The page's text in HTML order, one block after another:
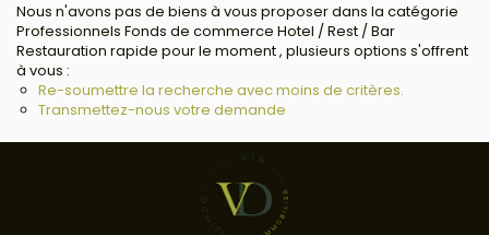
Nous n'avons pas de biens à vous proposer dans la catégorie
Professionnels Fonds de commerce Hotel / Rest / Bar
Restauration rapide pour le moment , plusieurs options s'offrent
à vous :
Re-soumettre la recherche avec moins de critères.
Transmettez-nous votre demande